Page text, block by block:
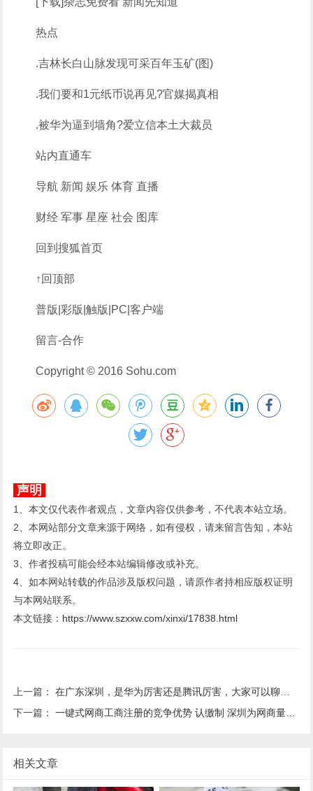
热点
.吉林长白山脉发现可采百年玉矿(图)
.我们要和1元纸币说再见?官媒揭真相
.被华为逼到墙角?爱立信本土大裁员
站内直通车
导航 新闻 娱乐 体育 直播
财经 军事 星座 社会 图库
回到搜狐首页
↑回顶部
普版|彩版|触版|PC|客户端
留言-合作
Copyright © 2016 Sohu.com
声明
1、本文仅代表作者观点，文章内容仅供参考，不代表本站立场。
2、本网站部分文章来源于网络，如有侵权，请来留言告知，本站
将立即改正。
3、作者投稿可能会经本站编辑修改或补充。
4、如本网站转载的作品涉及版权问题，请原作者持相应版权证明
与本网站联系。
本文链接： https://www.szxxw.com/xinxi/17838.html
上一篇：在广东深圳，是华为厉害还是腾讯厉害，大家可以聊聊吗？
下一篇：一键式网商工商注册的竞争优势 认缴制 深圳为网商量身定做的政策(转载)
相关文章